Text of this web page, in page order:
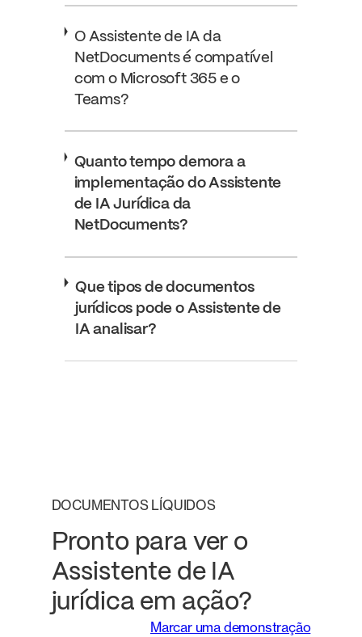
O Assistente de IA da
NetDocuments é compatível
com o Microsoft 365 e o
Teams?
Quanto tempo demora a
implementação do Assistente
de IA Jurídica da
NetDocuments?
Que tipos de documentos
jurídicos pode o Assistente de
IA analisar?
DOCUMENTOS LÍQUIDOS
Pronto para ver o
Assistente de IA
jurídica em ação?
Marcar uma demonstração